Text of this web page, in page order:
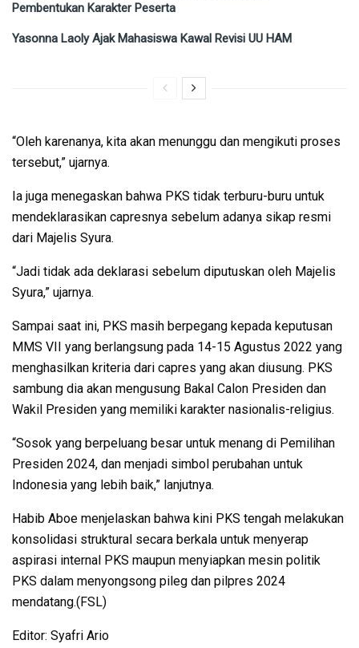
Pembentukan Karakter Peserta
Yasonna Laoly Ajak Mahasiswa Kawal Revisi UU HAM
“Oleh karenanya, kita akan menunggu dan mengikuti proses
tersebut,” ujarnya.
Ia juga menegaskan bahwa PKS tidak terburu-buru untuk
mendeklarasikan capresnya sebelum adanya sikap resmi
dari Majelis Syura.
“Jadi tidak ada deklarasi sebelum diputuskan oleh Majelis
Syura,” ujarnya.
Sampai saat ini, PKS masih berpegang kepada keputusan
MMS VII yang berlangsung pada 14-15 Agustus 2022 yang
menghasilkan kriteria dari capres yang akan diusung. PKS
sambung dia akan mengusung Bakal Calon Presiden dan
Wakil Presiden yang memiliki karakter nasionalis-religius.
“Sosok yang berpeluang besar untuk menang di Pemilihan
Presiden 2024, dan menjadi simbol perubahan untuk
Indonesia yang lebih baik,” lanjutnya.
Habib Aboe menjelaskan bahwa kini PKS tengah melakukan
konsolidasi struktural secara berkala untuk menyerap
aspirasi internal PKS maupun menyiapkan mesin politik
PKS dalam menyongsong pileg dan pilpres 2024
mendatang.(FSL)
Editor: Syafri Ario